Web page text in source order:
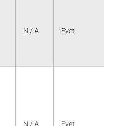
N / A Evet
N / A Evet